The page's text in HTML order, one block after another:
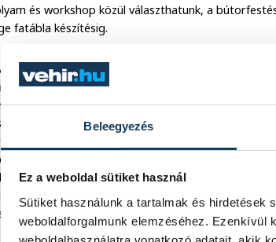
Beleegyezés
Ez a weboldal sütiket használ
Sütiket használunk a tartalmak és
weboldalforgalmunk elemzéséhez. Ezenkívül
és workshop közül választhatunk, a
fatábla készítésig.
igazán mindig is a dobozon kívüli
vitték előre, idióta celebevetélkedők bámulása
raklapból polcot készíteni vagy egyedi
tágítják a világképünket és segítik az
vagyunk például türelmesek és kitartóak, de arra
sok-sok gyakorlással és elhivatottsággal
a sikerélmény révén az önképünket is javíthatja,
feltölt és új gondolatokat, ötleteket szül, a
vezethet.